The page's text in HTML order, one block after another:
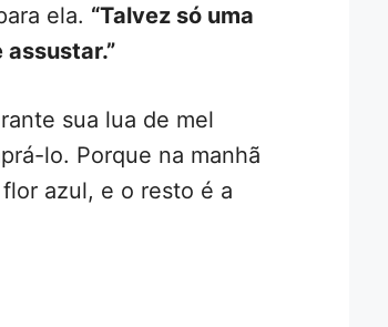
ela. “Talvez só uma
sua lua de mel
lo. Porque na manhã
azul, e o resto é a